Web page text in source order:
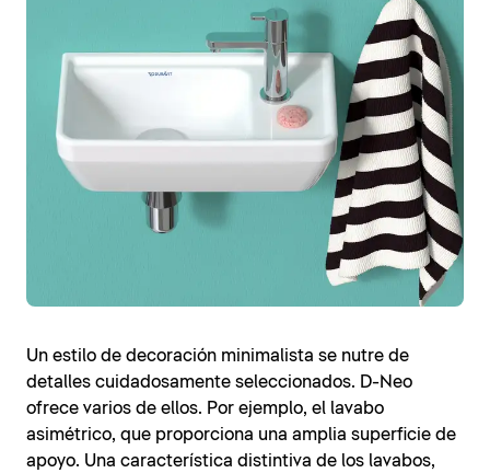
Un estilo de decoración minimalista se nutre de
detalles cuidadosamente seleccionados. D-Neo
ofrece varios de ellos. Por ejemplo, el lavabo
asimétrico, que proporciona una amplia superficie de
apoyo. Una característica distintiva de los lavabos,